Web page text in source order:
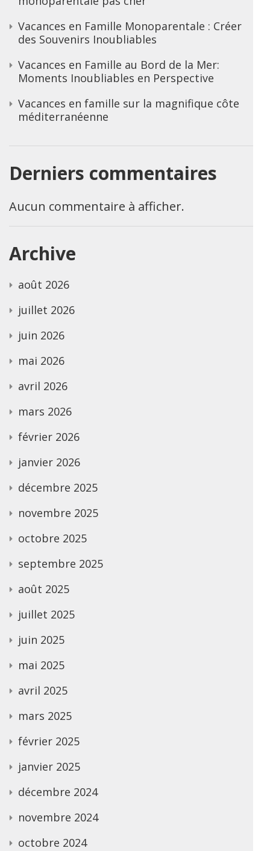
Vacances en Famille Monoparentale : Créer
des Souvenirs Inoubliables
Vacances en Famille au Bord de la Mer:
Moments Inoubliables en Perspective
Vacances en famille sur la magnifique côte
méditerranéenne
Derniers commentaires
Aucun commentaire à afficher.
Archive
août 2026
juillet 2026
juin 2026
mai 2026
avril 2026
mars 2026
février 2026
janvier 2026
décembre 2025
novembre 2025
octobre 2025
septembre 2025
août 2025
juillet 2025
juin 2025
mai 2025
avril 2025
mars 2025
février 2025
janvier 2025
décembre 2024
novembre 2024
octobre 2024